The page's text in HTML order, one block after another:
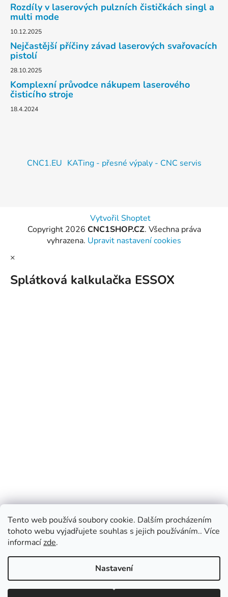
Tento web používá soubory cookie. Dalším procházením
tohoto webu vyjadřujete souhlas s jejich používáním.. Více
informacízde.
Nastavení
Rozdíly v laserových pulzních čističkách singl a
multi mode
10.12.2025
Nejčastější příčiny závad laserových svařovacích
pistolí
28.10.2025
Komplexní průvodce nákupem laserového
čisticího stroje
18.4.2024
CNC1.EU KATing - přesné výpaly - CNC servis
Vytvořil Shoptet
Copyright 2026 CNC1SHOP.CZ. Všechna práva
vyhrazena. Upravit nastavení cookies
×
Splátková kalkulačka ESSOX